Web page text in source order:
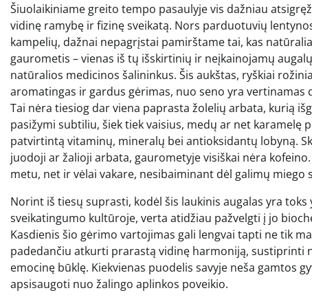
Šiuolaikiniame greito tempo pasaulyje vis dažniau
vidinę ramybę ir fizinę sveikatą. Nors parduotuvių
kampelių, dažnai nepagrįstai pamirštame tai, kas
gaurometis – vienas iš tų išskirtinių ir neįkainojamų
natūralios medicinos šalininkus. Šis aukštas, ryškiai
aromatingas ir gardus gėrimas, nuo seno yra
Tai nėra tiesiog dar viena paprasta žolelių arbata, kurią
pasižymi subtiliu, šiek tiek vaisius, medų ar net
patvirtintą vitaminų, mineralų bei antioksidantų lobyną.
juodoji ar žalioji arbata, gaurometyje visiškai nėra
metu, net ir vėlai vakare, nesibaiminant dėl galimų
Norint iš tiesų suprasti, kodėl šis laukinis augalas yra
sveikatingumo kultūroje, verta atidžiau pažvelgti į jo
Kasdienis šio gėrimo vartojimas gali lengvai tapti ne tik
padedančiu atkurti prarastą vidinę harmoniją,
emocinę būklę. Kiekvienas puodelis savyje neša gamtos
apsisaugoti nuo žalingo aplinkos poveikio.